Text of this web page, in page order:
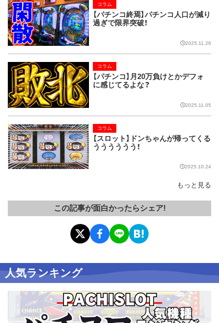
【パチンコ終焉】パチンコ人口が減り
過ぎで限界突破！
コラム
2025.11.26
【パチンコ】月20万負けとかデフォ
に感じてるよな？
コラム
2025.11.05
【スロット】ドンちゃんが帰ってくる
うううううう！
コラム
2025.10.24
もっと見る
この記事が面白かったらシェア!
人気ランキング